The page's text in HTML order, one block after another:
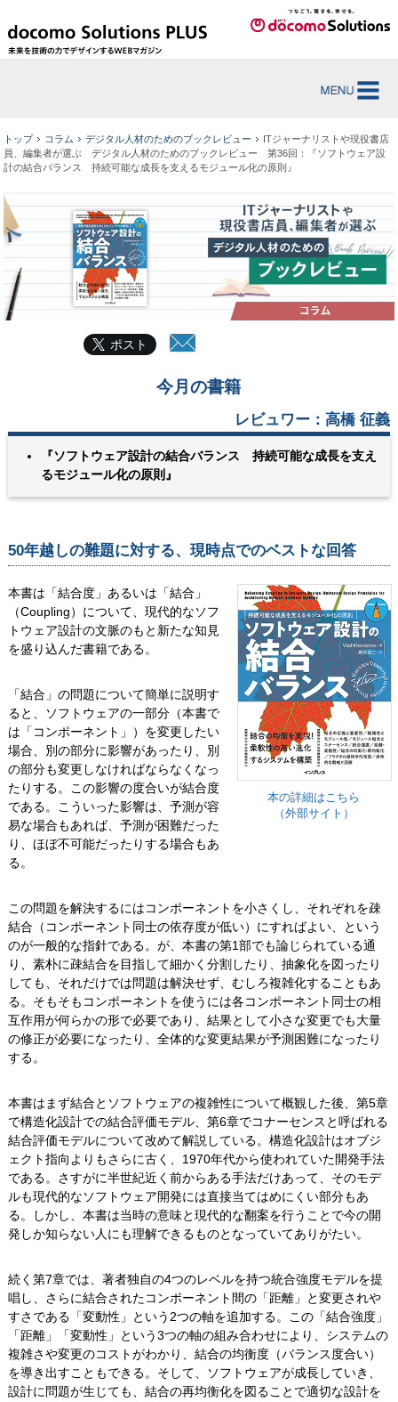
トップ コラム デジタル人材のためのブックレビュー
ITジャーナリストや現役書店
員、編集者が選ぶ デジタル人材のためのブックレビュー 第36回：『ソフトウェア設
計の結合バランス 持続可能な成長を支えるモジュール化の原則』
ポスト
今月の書籍
レビュワー：高橋 征義
『ソフトウェア設計の結合バランス 持続可能な成長を支え
るモジュール化の原則』
50年越しの難題に対する、現時点でのベストな回答
本の詳細はこちら
（外部サイト）
本書は「結合度」あるいは「結合」
（Coupling）について、現代的なソフ
トウェア設計の文脈のもと新たな知見
を盛り込んだ書籍である。
「結合」の問題について簡単に説明す
ると、ソフトウェアの一部分（本書で
は「コンポーネント」）を変更したい
場合、別の部分に影響があったり、別
の部分も変更しなければならなくなっ
たりする。この影響の度合いが結合度
である。こういった影響は、予測が容
易な場合もあれば、予測が困難だった
り、ほぼ不可能だったりする場合もあ
る。
この問題を解決するにはコンポーネントを小さくし、それぞれを疎
結合（コンポーネント同士の依存度が低い）にすればよい、という
のが一般的な指針である。が、本書の第1部でも論じられている通
り、素朴に疎結合を目指して細かく分割したり、抽象化を図ったり
しても、それだけでは問題は解決せず、むしろ複雑化することもあ
る。そもそもコンポーネントを使うには各コンポーネント同士の相
互作用が何らかの形で必要であり、結果として小さな変更でも大量
の修正が必要になったり、全体的な変更結果が予測困難になったり
する。
本書はまず結合とソフトウェアの複雑性について概観した後、第5章
で構造化設計での結合評価モデル、第6章でコナーセンスと呼ばれる
結合評価モデルについて改めて解説している。構造化設計はオブジ
ェクト指向よりもさらに古く、1970年代から使われていた開発手法
である。さすがに半世紀近く前からある手法だけあって、そのモデ
ルも現代的なソフトウェア開発には直接当てはめにくい部分もあ
る。しかし、本書は当時の意味と現代的な翻案を行うことで今の開
発しか知らない人にも理解できるものとなっていてありがたい。
続く第7章では、著者独自の4つのレベルを持つ統合強度モデルを提
唱し、さらに結合されたコンポーネント間の「距離」と変更されや
すさである「変動性」という2つの軸を追加する。この「結合強度」
「距離」「変動性」という3つの軸の組み合わせにより、システムの
複雑さや変更のコストがわかり、結合の均衡度（バランス度合い）
を導き出すこともできる。そして、ソフトウェアが成長していき、
設計に問題が生じても、結合の再均衡化を図ることで適切な設計を